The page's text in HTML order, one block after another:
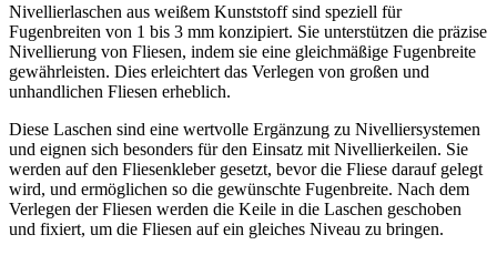
Nivellierlaschen aus weißem Kunststoff sind speziell für
Fugenbreiten von 1 bis 3 mm konzipiert. Sie unterstützen die präzise
Nivellierung von Fliesen, indem sie eine gleichmäßige Fugenbreite
gewährleisten. Dies erleichtert das Verlegen von großen und
unhandlichen Fliesen erheblich.
Diese Laschen sind eine wertvolle Ergänzung zu Nivelliersystemen
und eignen sich besonders für den Einsatz mit Nivellierkeilen. Sie
werden auf den Fliesenkleber gesetzt, bevor die Fliese darauf gelegt
wird, und ermöglichen so die gewünschte Fugenbreite. Nach dem
Verlegen der Fliesen werden die Keile in die Laschen geschoben
und fixiert, um die Fliesen auf ein gleiches Niveau zu bringen.